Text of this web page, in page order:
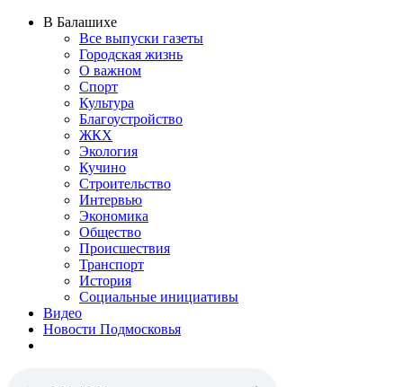
В Балашихе
Все выпуски газеты
Городская жизнь
О важном
Спорт
Культура
Благоустройство
ЖКХ
Экология
Кучино
Строительство
Интервью
Экономика
Общество
Происшествия
Транспорт
История
Социальные инициативы
Видео
Новости Подмосковья